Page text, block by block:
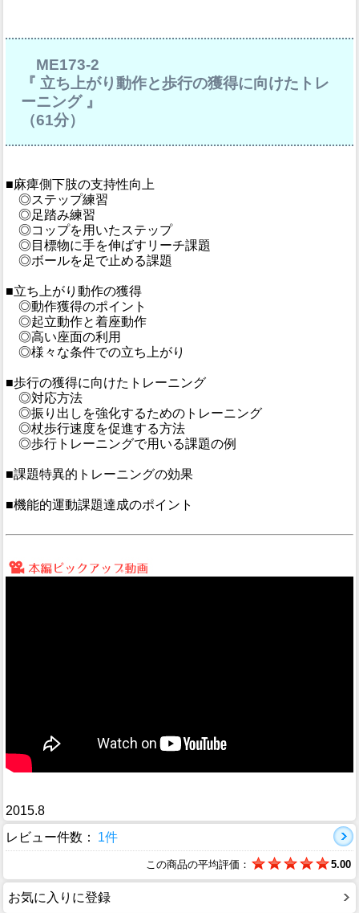
ME173-2
『 立ち上がり動作と歩行の獲得に向けたトレ
ーニング 』
（61分）
■麻痺側下肢の支持性向上
◎ステップ練習
◎足踏み練習
◎コップを用いたステップ
◎目標物に手を伸ばすリーチ課題
◎ボールを足で止める課題
■立ち上がり動作の獲得
◎動作獲得のポイント
◎起立動作と着座動作
◎高い座面の利用
◎様々な条件での立ち上がり
■歩行の獲得に向けたトレーニング
◎対応方法
◎振り出しを強化するためのトレーニング
◎杖歩行速度を促進する方法
◎歩行トレーニングで用いる課題の例
■課題特異的トレーニングの効果
■機能的運動課題達成のポイント
2015.8
レビュー件数：
1件
この商品の平均評価： 5.00
お気に入りに登録